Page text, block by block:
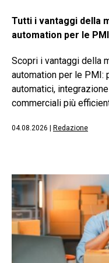
Tutti i vantaggi della
automation per le PMI
Scopri i vantaggi della
automation per le PMI:
automatici,
commerciali più
04.08.2026 Redazione